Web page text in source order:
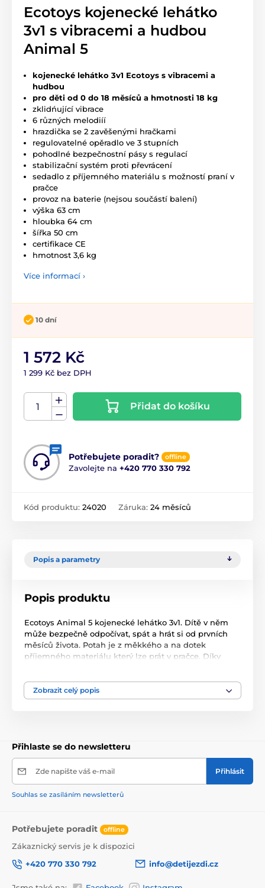
Ecotoys kojenecké lehátko
3v1 s vibracemi a hudbou
Animal 5
kojenecké lehátko 3v1 Ecotoys s vibracemi a
hudbou
pro děti od 0 do 18 měsíců a hmotnosti 18 kg
zklidńující vibrace
6 různých melodiíí
hrazdička se 2 zavěšenými hračkami
regulovatelné opěradlo ve 3 stupních
pohodlné bezpečnostní pásy s regulací
stabilizační systém proti převrácení
sedadlo z příjemného materiálu s možností praní v
pračce
provoz na baterie (nejsou součástí balení)
výška 63 cm
hloubka 64 cm
šířka 50 cm
certifikace CE
hmotnost 3,6 kg
Více informací ›
10 dní
1 572 Kč
1 299 Kč bez DPH
Přidat do košíku
Potřebujete poradit? offline
Zavolejte na +420 770 330 792
Kód produktu: 24020 Záruka: 24 měsíců
Popis a parametry
Popis produktu
Ecotoys Animal 5 kojenecké lehátko 3v1. Dítě v něm
může bezpečně odpočívat, spát a hrát si od prvních
měsíců života. Potah je z měkkého a na dotek
příjemného materiálu který lze prát v pračce. Díky
pohodlí a udržují dítě ve správné poloze. Pohon je
velmi tichý proto nebude dítě vyrušovat ve spánku.
proti převrácení.
Zobrazit celý popis
Přihlaste se do newsletteru
Zde napište váš e-mail Přihlásit
Souhlas se zasíláním newsletterů
Potřebujete poradit offline
Zákaznický servis je k dispozici
+420 770 330 792
info@detijezdi.cz